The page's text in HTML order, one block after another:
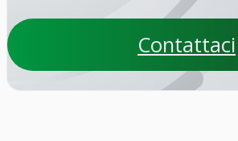
Contattaci